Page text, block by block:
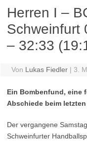
Herren I –
Schweinfurt
– 32:33
Von Lukas Fiedler | 3.
Ein Bombenfund, eine
Abschiede beim
Der vergangene
Schweinfurter